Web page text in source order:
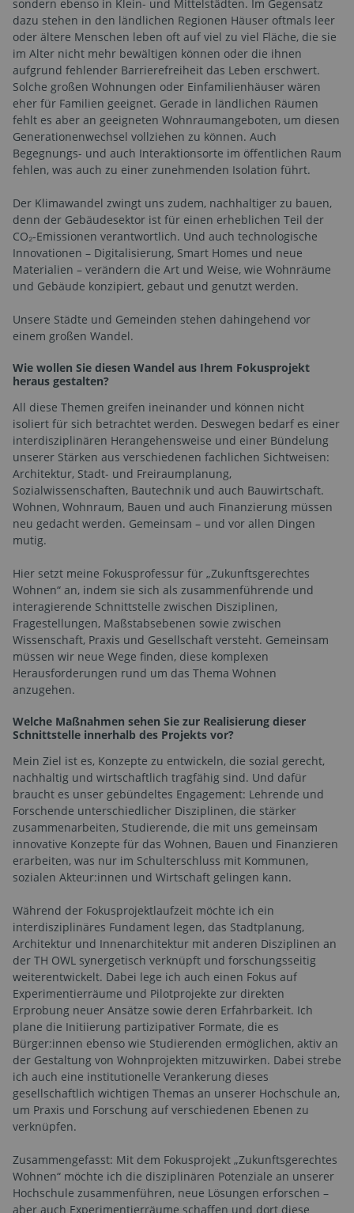
sondern ebenso in Klein- und Mittelstädten. Im Gegensatz
dazu stehen in den ländlichen Regionen Häuser oftmals leer
oder ältere Menschen leben oft auf viel zu viel Fläche, die sie
im Alter nicht mehr bewältigen können oder die ihnen
aufgrund fehlender Barrierefreiheit das Leben erschwert.
Solche großen Wohnungen oder Einfamilienhäuser wären
eher für Familien geeignet. Gerade in ländlichen Räumen
fehlt es aber an geeigneten Wohnraumangeboten, um diesen
Generationenwechsel vollziehen zu können. Auch
Begegnungs- und auch Interaktionsorte im öffentlichen Raum
fehlen, was auch zu einer zunehmenden Isolation führt.
Der Klimawandel zwingt uns zudem, nachhaltiger zu bauen,
denn der Gebäudesektor ist für einen erheblichen Teil der
CO₂-Emissionen verantwortlich. Und auch technologische
Innovationen – Digitalisierung, Smart Homes und neue
Materialien – verändern die Art und Weise, wie Wohnräume
und Gebäude konzipiert, gebaut und genutzt werden.
Unsere Städte und Gemeinden stehen dahingehend vor
einem großen Wandel.
Wie wollen Sie diesen Wandel aus Ihrem Fokusprojekt
heraus gestalten?
All diese Themen greifen ineinander und können nicht
isoliert für sich betrachtet werden. Deswegen bedarf es einer
interdisziplinären Herangehensweise und einer Bündelung
unserer Stärken aus verschiedenen fachlichen Sichtweisen:
Architektur, Stadt- und Freiraumplanung,
Sozialwissenschaften, Bautechnik und auch Bauwirtschaft.
Wohnen, Wohnraum, Bauen und auch Finanzierung müssen
neu gedacht werden. Gemeinsam – und vor allen Dingen
mutig.
Hier setzt meine Fokusprofessur für „Zukunftsgerechtes
Wohnen“ an, indem sie sich als zusammenführende und
interagierende Schnittstelle zwischen Disziplinen,
Fragestellungen, Maßstabsebenen sowie zwischen
Wissenschaft, Praxis und Gesellschaft versteht. Gemeinsam
müssen wir neue Wege finden, diese komplexen
Herausforderungen rund um das Thema Wohnen
anzugehen.
Welche Maßnahmen sehen Sie zur Realisierung dieser
Schnittstelle innerhalb des Projekts vor?
Mein Ziel ist es, Konzepte zu entwickeln, die sozial gerecht,
nachhaltig und wirtschaftlich tragfähig sind. Und dafür
braucht es unser gebündeltes Engagement: Lehrende und
Forschende unterschiedlicher Disziplinen, die stärker
zusammenarbeiten, Studierende, die mit uns gemeinsam
innovative Konzepte für das Wohnen, Bauen und Finanzieren
erarbeiten, was nur im Schulterschluss mit Kommunen,
sozialen Akteur:innen und Wirtschaft gelingen kann.
Während der Fokusprojektlaufzeit möchte ich ein
interdisziplinäres Fundament legen, das Stadtplanung,
Architektur und Innenarchitektur mit anderen Disziplinen an
der TH OWL synergetisch verknüpft und forschungsseitig
weiterentwickelt. Dabei lege ich auch einen Fokus auf
Experimentierräume und Pilotprojekte zur direkten
Erprobung neuer Ansätze sowie deren Erfahrbarkeit. Ich
plane die Initiierung partizipativer Formate, die es
Bürger:innen ebenso wie Studierenden ermöglichen, aktiv an
der Gestaltung von Wohnprojekten mitzuwirken. Dabei strebe
ich auch eine institutionelle Verankerung dieses
gesellschaftlich wichtigen Themas an unserer Hochschule an,
um Praxis und Forschung auf verschiedenen Ebenen zu
verknüpfen.
Zusammengefasst: Mit dem Fokusprojekt „Zukunftsgerechtes
Wohnen“ möchte ich die disziplinären Potenziale an unserer
Hochschule zusammenführen, neue Lösungen erforschen –
aber auch Experimentierräume schaffen und dort diese